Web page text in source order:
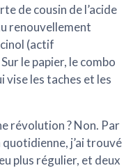
de cousin de l’acide
renouvellement
(actif
le papier, le combo
les taches et les
révolution ? Non. Par
j’ai trouvé
plus régulier, et deux